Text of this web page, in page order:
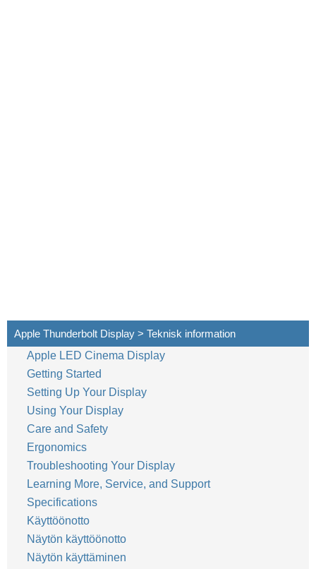
Apple Thunderbolt Display > Teknisk information
Apple LED Cinema Display
Getting Started
Setting Up Your Display
Using Your Display
Care and Safety
Ergonomics
Troubleshooting Your Display
Learning More, Service, and Support
Specifications
Käyttöönotto
Näytön käyttöönotto
Näytön käyttäminen